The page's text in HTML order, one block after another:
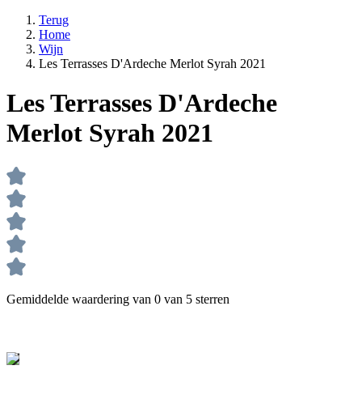
Terug
Home
Wijn
Les Terrasses D'Ardeche Merlot Syrah 2021
Les Terrasses D'Ardeche
Merlot Syrah 2021
Gemiddelde waardering van 0 van 5 sterren